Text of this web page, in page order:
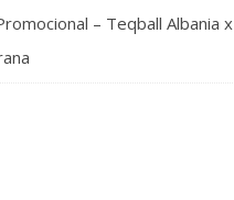
– Teqball Albania x